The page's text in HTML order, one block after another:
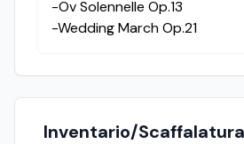
-Ov Solennelle Op.13
-Wedding March Op.21
Inventario/Scaffalatura